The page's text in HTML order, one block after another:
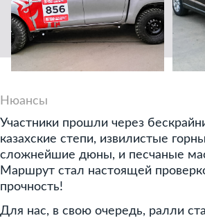
Нюансы
Участники прошли через
казахские степи, извилистые
сложнейшие дюны, и песчаные
Маршрут стал настоящей
прочность!
Для нас, в свою очередь, ралли